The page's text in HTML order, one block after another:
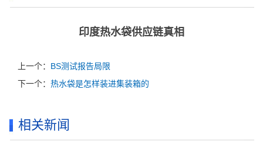
印度热水袋供应链真相
上一个： BS测试报告局限
下一个： 热水袋是怎样装进集装箱的
相关新闻